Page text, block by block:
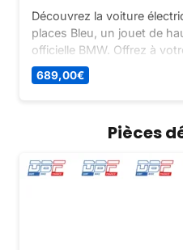
Découvrez la voiture
places Bleu, un jouet de
officielle BMW. Offrez à
jouets électriques sur Dirt
689,00€
Pièces